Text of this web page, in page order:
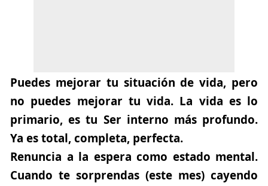
Puedes mejorar tu situación de vida, pero
no puedes mejorar tu vida. La vida es lo
primario, es tu Ser interno más profundo.
Ya es total, completa, perfecta.
Renuncia a la espera como estado mental.
Cuando te sorprendas (este mes) cayendo